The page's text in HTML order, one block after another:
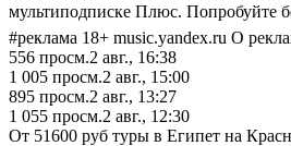
мультиподписке Плюс. Попробуйте
#реклама 18+ music.yandex.ru О
556 просм.2 авг., 16:38
1 005 просм.2 авг., 15:00
895 просм.2 авг., 13:27
1 055 просм.2 авг., 12:30
От 51600 руб туры в Египет на